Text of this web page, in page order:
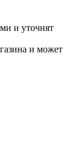
и уточнят
и может